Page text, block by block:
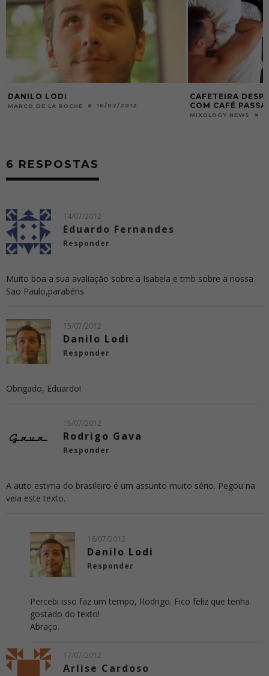
CAFETEIRA DESPERTADOR TE ACORDA
COM CAFÉ PASSADO NA HORA
CAFÉ EM ALTA |
MIXOLOGY NEWS
6 RESPOSTAS
14/07/2012
Eduardo Fernandes
Responder
Muito boa a sua avaliação sobre a Isabela e tmb sobre a nossa
Sao Paulo,parabéns.
15/07/2012
Danilo Lodi
Responder
Obrigado, Eduardo!
15/07/2012
Rodrigo Gava
Responder
A auto estima do brasileiro é um assunto muito sério. Pegou na
veia este texto.
16/07/2012
Danilo Lodi
Responder
Percebi isso faz um tempo, Rodrigo. Fico feliz que tenha
gostado do texto!
Abraço.
17/07/2012
Arlise Cardoso